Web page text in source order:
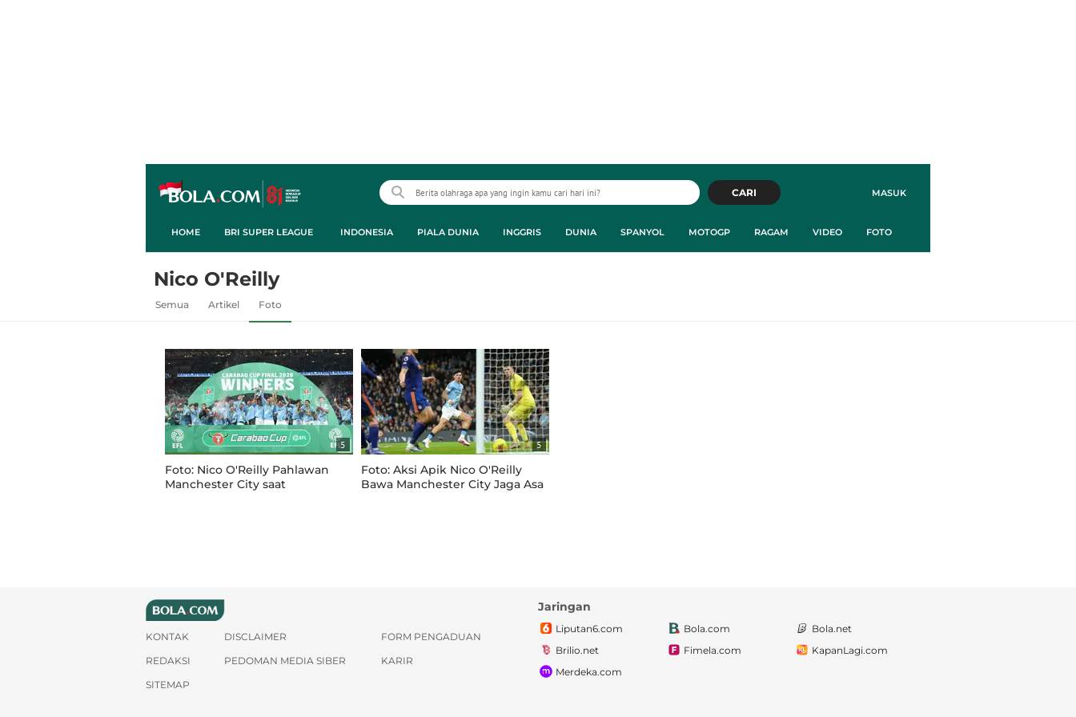
MASUK
CARI
HOME BRI SUPER LEAGUE INDONESIA PIALA DUNIA INGGRIS DUNIA SPANYOL MOTOGP RAGAM VIDEO FOTO
Nico O'Reilly
Semua Artikel Foto
5
Foto: Nico O'Reilly Pahlawan
Manchester City saat
5
Foto: Aksi Apik Nico O'Reilly
Bawa Manchester City Jaga Asa
KONTAK DISCLAIMER
FORM PENGADUAN
REDAKSI
PEDOMAN MEDIA SIBER
KARIR
SITEMAP
Jaringan
Liputan6.com Bola.com
Bola.net
Brilio.net
Fimela.com
KapanLagi.com
Merdeka.com